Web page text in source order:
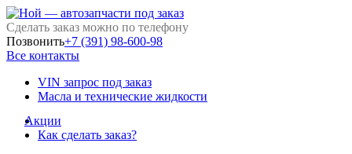
Сделать заказ можно по телефону
Позвонить+7 (391) 98-600-98
Все контакты
VIN запрос под заказ
Масла и технические жидкости
Акции
Как сделать заказ?